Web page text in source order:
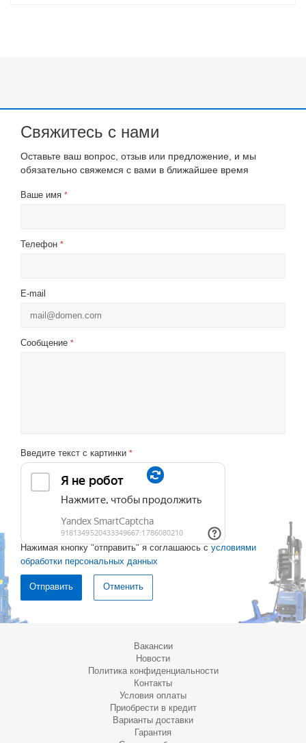
Свяжитесь с нами
Оставьте ваш вопрос, отзыв или предложение, и мы
обязательно свяжемся с вами в ближайшее время
Ваше имя *
Телефон *
E-mail
Сообщение *
Введите текст с картинки *
Нажимая кнопку "отправить" я соглашаюсь с условиями
обработки персональных данных
Отменить
Вакансии
Новости
Политика конфиденциальности
Контакты
Условия оплаты
Приобрести в кредит
Варианты доставки
Гарантия